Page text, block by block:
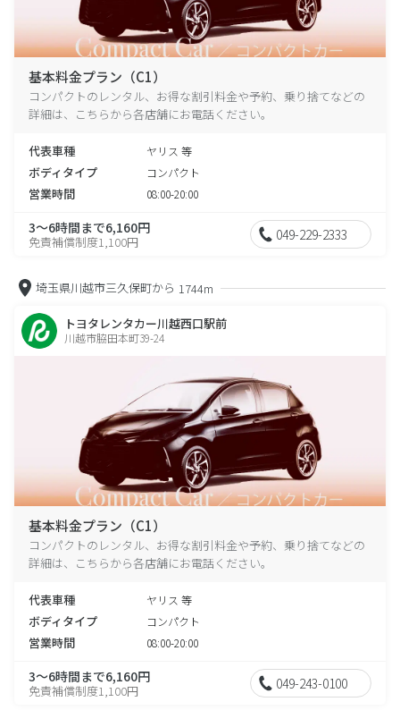
基本料金プラン（C1）
コンパクトのレンタル、お得な割引料金や予約、乗り捨てなどの
詳細は、こちらから各店舗にお電話ください。
代表車種 ヤリス 等
ボディタイプ コンパクト
営業時間 08:00-20:00
3～6時間まで6,160円
免責補償制度1,100円 049-229-2333
埼玉県川越市三久保町から 1744m
トヨタレンタカー川越西口駅前
川越市脇田本町39-24
基本料金プラン（C1）
コンパクトのレンタル、お得な割引料金や予約、乗り捨てなどの
詳細は、こちらから各店舗にお電話ください。
代表車種 ヤリス 等
ボディタイプ コンパクト
営業時間 08:00-20:00
3～6時間まで6,160円
免責補償制度1,100円 049-243-0100